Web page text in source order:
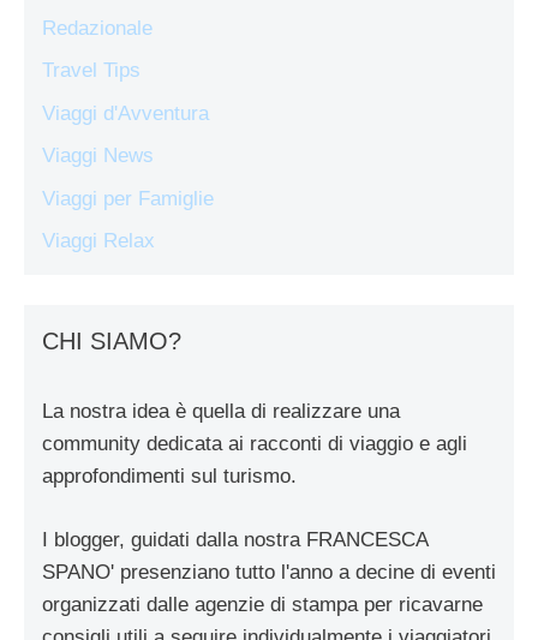
Redazionale
Travel Tips
Viaggi d'Avventura
Viaggi News
Viaggi per Famiglie
Viaggi Relax
CHI SIAMO?
La nostra idea è quella di realizzare una
community dedicata ai racconti di viaggio e agli
approfondimenti sul turismo.
I blogger, guidati dalla nostra FRANCESCA
SPANO' presenziano tutto l'anno a decine di eventi
organizzati dalle agenzie di stampa per ricavarne